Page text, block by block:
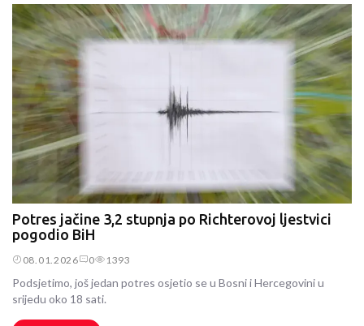
Potres jačine 3,2 stupnja po Richterovoj ljestvici
pogodio BiH
08.01.2026 0 1393
Podsjetimo, još jedan potres osjetio se u Bosni i Hercegovini u
srijedu oko 18 sati.